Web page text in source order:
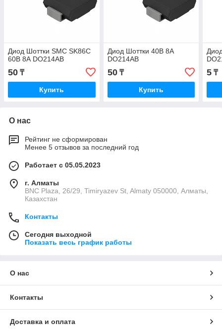
Диод Шоттки SMC SK86C
60В 8А DO214AB
50 ₸
Купить
Диод Шоттки 40В 8А
DO214AB
50₸
Купить
5 ₸
О нас
Рейтинг не сформирован
Менее 5 отзывов за последний год
Работает с 05.05.2023
г. Алматы
BNC Plaza, 26/29, Timiryazev St, Almaty 050000, Алматы,
Казахстан
Контакты
Сегодня выходной
Показать весь график работы
О нас
Контакты
Доставка и оплата